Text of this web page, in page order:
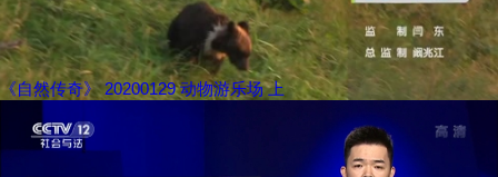
《自然传奇》 20200129 动物游乐场 上